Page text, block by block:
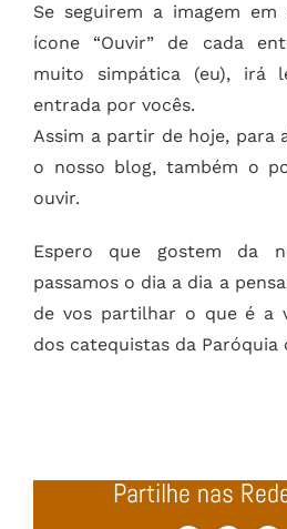
Se seguirem a imagem
ícone “Ouvir” de cada
muito simpática (eu), irá
entrada por vocês.
Assim a partir de hoje, para
o nosso blog, também o
ouvir.
Espero que gostem da
passamos o dia a dia a
de vos partilhar o que é a
dos catequistas da Paróquia
Partilhe nas